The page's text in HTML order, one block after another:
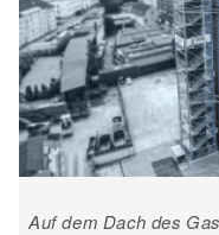
Auf dem Dach des